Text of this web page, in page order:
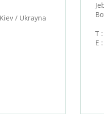
/ Ukrayna
T :
E :